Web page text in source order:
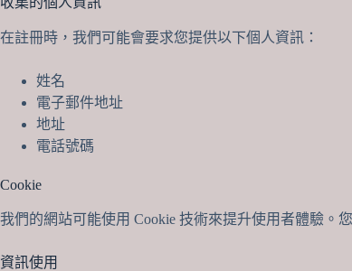
在註冊時，我們可能會要求您提供以下個人資訊：
姓名
電子郵件地址
地址
電話號碼
Cookie
我們的網站可能使用 Cookie 技術來提升使用者體驗。
資訊使用